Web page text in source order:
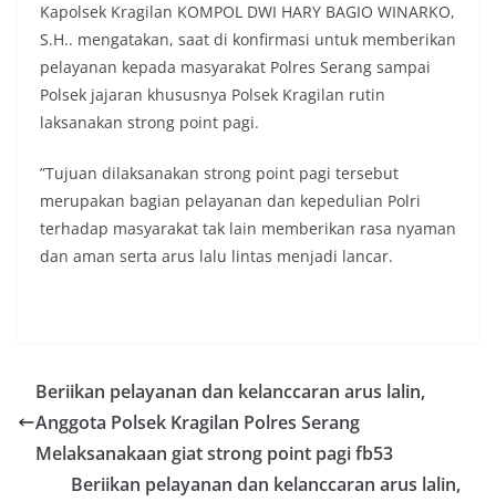
Kapolsek Kragilan KOMPOL DWI HARY BAGIO WINARKO,
S.H.. mengatakan, saat di konfirmasi untuk memberikan
pelayanan kepada masyarakat Polres Serang sampai
Polsek jajaran khususnya Polsek Kragilan rutin
laksanakan strong point pagi.
”Tujuan dilaksanakan strong point pagi tersebut
merupakan bagian pelayanan dan kepedulian Polri
terhadap masyarakat tak lain memberikan rasa nyaman
dan aman serta arus lalu lintas menjadi lancar.
Beriikan pelayanan dan kelanccaran arus lalin,
Anggota Polsek Kragilan Polres Serang
Melaksanakaan giat strong point pagi fb53
Beriikan pelayanan dan kelanccaran arus lalin,